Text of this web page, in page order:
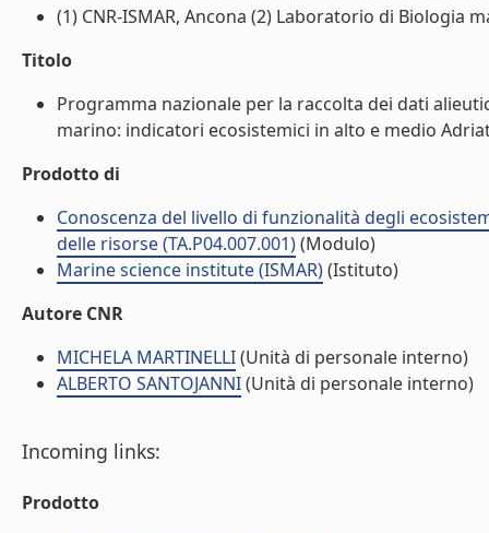
(1) CNR-ISMAR, Ancona (2) Laboratorio di Biologia
Titolo
Programma nazionale per la raccolta dei dati
marino: indicatori ecosistemici in alto e medio
Prodotto di
Conoscenza del livello di funzionalità degli
delle risorse (TA.P04.007.001)(Modulo)
Marine science institute (ISMAR)(Istituto)
Autore CNR
MICHELA MARTINELLI(Unità di personale interno)
ALBERTO SANTOJANNI(Unità di personale interno)
Incoming links:
Prodotto